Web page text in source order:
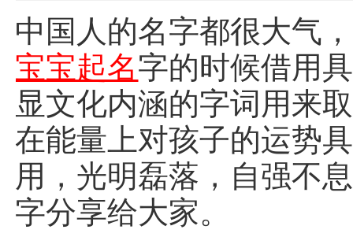
中国人的名字都很大气
宝宝起名字的时候借用
显文化内涵的字词用来
在能量上对孩子的运势
用，光明磊落，自强不
字分享给大家。